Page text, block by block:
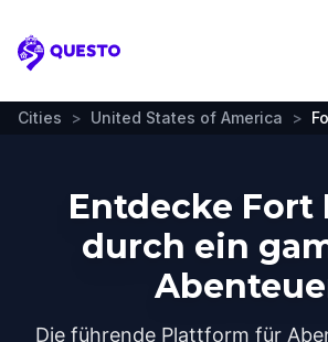
Questo
Cities > United States of America >
Entdecke Fort
durch ein
Die führende Plattform für